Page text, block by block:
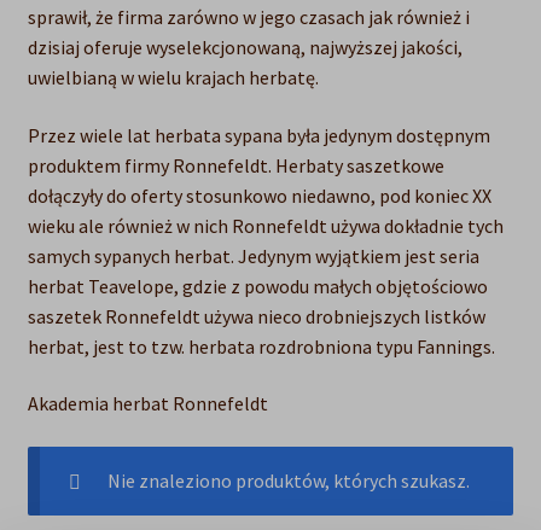
sprawił, że firma zarówno w jego czasach jak również i
dzisiaj oferuje wyselekcjonowaną, najwyższej jakości,
uwielbianą w wielu krajach herbatę.
Przez wiele lat herbata sypana była jedynym dostępnym
produktem firmy Ronnefeldt. Herbaty saszetkowe
dołączyły do oferty stosunkowo niedawno, pod koniec XX
wieku ale również w nich Ronnefeldt używa dokładnie tych
samych sypanych herbat. Jedynym wyjątkiem jest seria
herbat Teavelope, gdzie z powodu małych objętościowo
saszetek Ronnefeldt używa nieco drobniejszych listków
herbat, jest to tzw. herbata rozdrobniona typu Fannings.
Akademia herbat Ronnefeldt
Nie znaleziono produktów, których szukasz.